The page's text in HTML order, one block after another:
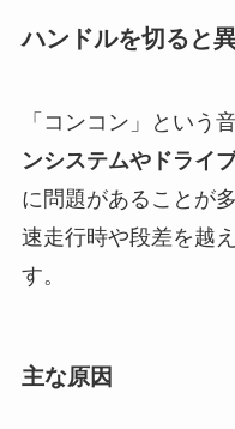
ハンドルを切ると
「コンコン」という
ンシステムやドライ
に問題があることが
速走行時や段差を越
す。
主な原因